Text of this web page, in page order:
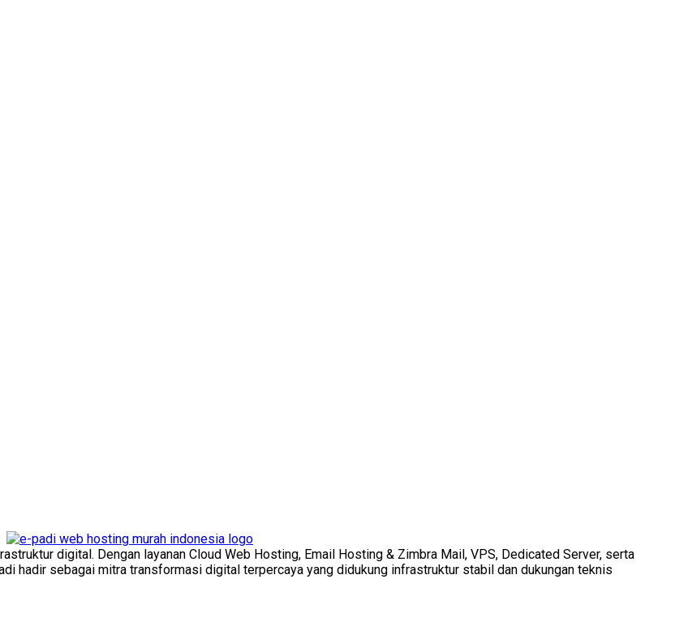
digital. Dengan layanan Cloud Web Hosting, Email Hosting & Zimbra Mail, VPS, Dedicated Server, serta
hadir sebagai mitra transformasi digital terpercaya yang didukung infrastruktur stabil dan dukungan teknis